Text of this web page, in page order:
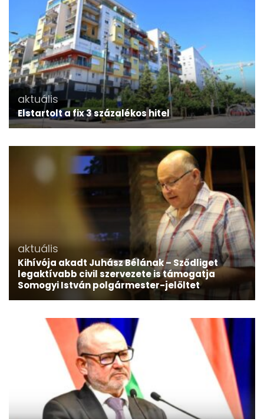
aktuális
Elstartolt a fix 3 százalékos hitel
aktuális
Kihívója akadt Juhász Bélának – Sződliget
legaktívabb civil szervezete is támogatja
Somogyi István polgármester-jelöltet